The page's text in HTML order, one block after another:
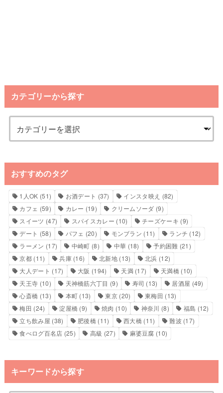
カテゴリーから探す
おすすめのタグ
1人OK (51) お酒デート (37) インスタ映え (82)
カフェ (59) カレー (19) クリームソーダ (9)
スイーツ (47) スパイスカレー (10) チーズケーキ (9)
デート (58) パフェ (20) モンブラン (11) ランチ (12)
ラーメン (17) 中崎町 (8) 中華 (18) 予約困難 (21)
京都 (11) 兵庫(16) 北新地(13) 北浜 (12)
大人デート (17) 大阪 (194) 天満(17) 天満橋(10)
天王寺 (10) 天神橋筋六丁目 (9) 寿司 (13) 居酒屋 (49)
心斎橋 (13) 本町 (13) 東京(20) 東梅田 (13)
梅田 (24) 淀屋橋 (9) 焼肉 (10) 神奈川 (8) 福島 (12)
立ち飲み屋 (38) 肥後橋 (11) 西大橋 (11) 難波 (17)
食べログ百名店 (25) 高級 (27) 麻婆豆腐 (10)
キーワードから探す